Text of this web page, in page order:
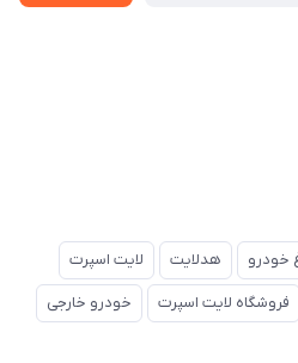
خودرو هدلایت لایت اسپرت
فروشگاه لایت اسپرت خودرو خارجی